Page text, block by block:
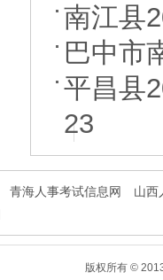
南江县
巴中市
平昌县
23
青海人事考试信息网
山西
版权所有 ©